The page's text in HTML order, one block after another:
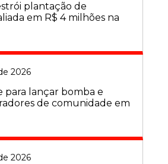
plantação de
em R$ 4 milhões na
2026
para lançar bomba e
de comunidade em
2026